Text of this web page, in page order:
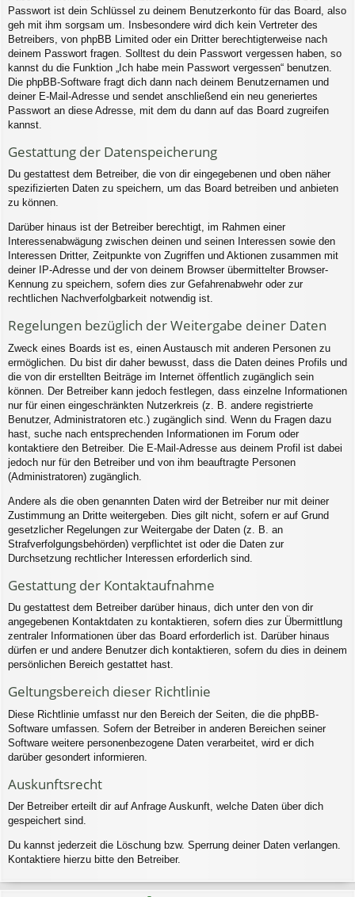
Passwort ist dein Schlüssel zu deinem Benutzerkonto für das Board, also
geh mit ihm sorgsam um. Insbesondere wird dich kein Vertreter des
Betreibers, von phpBB Limited oder ein Dritter berechtigterweise nach
deinem Passwort fragen. Solltest du dein Passwort vergessen haben, so
kannst du die Funktion „Ich habe mein Passwort vergessen“ benutzen.
Die phpBB-Software fragt dich dann nach deinem Benutzernamen und
deiner E-Mail-Adresse und sendet anschließend ein neu generiertes
Passwort an diese Adresse, mit dem du dann auf das Board zugreifen
kannst.
Gestattung der Datenspeicherung
Du gestattest dem Betreiber, die von dir eingegebenen und oben näher
spezifizierten Daten zu speichern, um das Board betreiben und anbieten
zu können.
Darüber hinaus ist der Betreiber berechtigt, im Rahmen einer
Interessenabwägung zwischen deinen und seinen Interessen sowie den
Interessen Dritter, Zeitpunkte von Zugriffen und Aktionen zusammen mit
deiner IP-Adresse und der von deinem Browser übermittelter Browser-
Kennung zu speichern, sofern dies zur Gefahrenabwehr oder zur
rechtlichen Nachverfolgbarkeit notwendig ist.
Regelungen bezüglich der Weitergabe deiner Daten
Zweck eines Boards ist es, einen Austausch mit anderen Personen zu
ermöglichen. Du bist dir daher bewusst, dass die Daten deines Profils und
die von dir erstellten Beiträge im Internet öffentlich zugänglich sein
können. Der Betreiber kann jedoch festlegen, dass einzelne Informationen
nur für einen eingeschränkten Nutzerkreis (z. B. andere registrierte
Benutzer, Administratoren etc.) zugänglich sind. Wenn du Fragen dazu
hast, suche nach entsprechenden Informationen im Forum oder
kontaktiere den Betreiber. Die E-Mail-Adresse aus deinem Profil ist dabei
jedoch nur für den Betreiber und von ihm beauftragte Personen
(Administratoren) zugänglich.
Andere als die oben genannten Daten wird der Betreiber nur mit deiner
Zustimmung an Dritte weitergeben. Dies gilt nicht, sofern er auf Grund
gesetzlicher Regelungen zur Weitergabe der Daten (z. B. an
Strafverfolgungsbehörden) verpflichtet ist oder die Daten zur
Durchsetzung rechtlicher Interessen erforderlich sind.
Gestattung der Kontaktaufnahme
Du gestattest dem Betreiber darüber hinaus, dich unter den von dir
angegebenen Kontaktdaten zu kontaktieren, sofern dies zur Übermittlung
zentraler Informationen über das Board erforderlich ist. Darüber hinaus
dürfen er und andere Benutzer dich kontaktieren, sofern du dies in deinem
persönlichen Bereich gestattet hast.
Geltungsbereich dieser Richtlinie
Diese Richtlinie umfasst nur den Bereich der Seiten, die die phpBB-
Software umfassen. Sofern der Betreiber in anderen Bereichen seiner
Software weitere personenbezogene Daten verarbeitet, wird er dich
darüber gesondert informieren.
Auskunftsrecht
Der Betreiber erteilt dir auf Anfrage Auskunft, welche Daten über dich
gespeichert sind.
Du kannst jederzeit die Löschung bzw. Sperrung deiner Daten verlangen.
Kontaktiere hierzu bitte den Betreiber.